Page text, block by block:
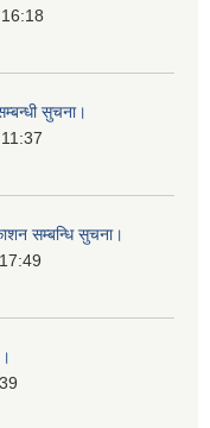
सुचना।
सम्बन्धि सुचना।